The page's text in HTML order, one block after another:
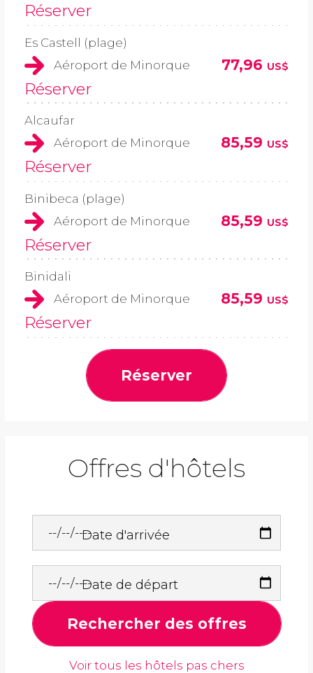
Réserver
Es Castell (plage)
Aéroport de Minorque
77,96 US$
Réserver
Alcaufar
Aéroport de Minorque
85,59 US$
Réserver
Binibeca (plage)
Aéroport de Minorque
85,59 US$
Réserver
Binidali
Aéroport de Minorque
85,59 US$
Réserver
Réserver
Offres d'hôtels
Date d'arrivée
Date de départ
Rechercher des offres
Voir tous les hôtels pas chers